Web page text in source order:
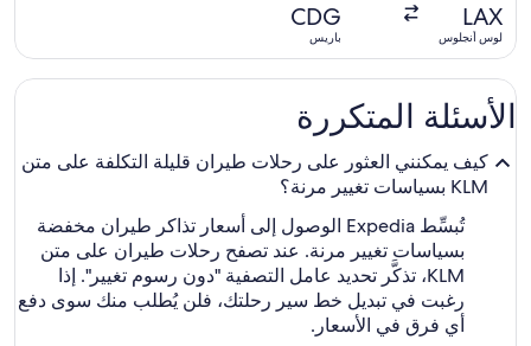
3
أيام
LAX
لوس أنجلوس
CDG
باريس
الأسئلة المتكررة
كيف يمكنني العثور على رحلات طيران قليلة التكلفة على متن
KLM بسياسات تغيير مرنة؟
تُبسِّط Expedia الوصول إلى أسعار تذاكر طيران مخفضة
بسياسات تغيير مرنة. عند تصفح رحلات طيران على متن
KLM، تذكَّر تحديد عامل التصفية "دون رسوم تغيير". إذا
رغبت في تبديل خط سير رحلتك، فلن يُطلب منك سوى دفع
أي فرق في الأسعار.